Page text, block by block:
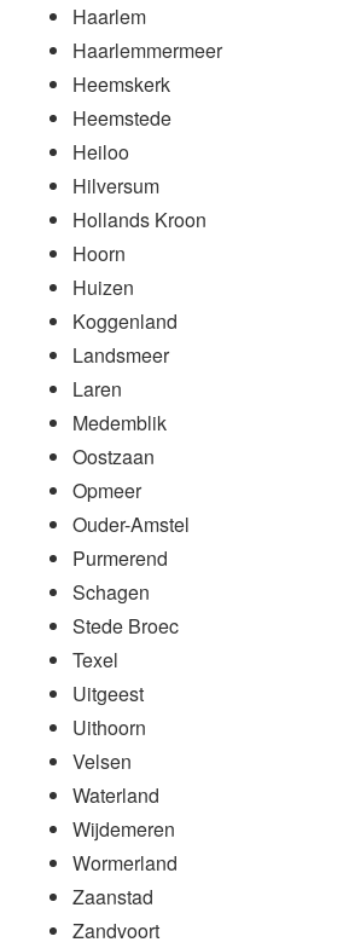
Haarlem
Haarlemmermeer
Heemskerk
Heemstede
Heiloo
Hilversum
Hollands Kroon
Hoorn
Huizen
Koggenland
Landsmeer
Laren
Medemblik
Oostzaan
Opmeer
Ouder-Amstel
Purmerend
Schagen
Stede Broec
Texel
Uitgeest
Uithoorn
Velsen
Waterland
Wijdemeren
Wormerland
Zaanstad
Zandvoort